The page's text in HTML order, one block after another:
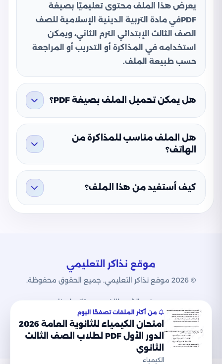
يعرض هذا الملف محتوى تعليميًا بصيغة
PDFفي مادة التربية الدينية الإسلامية للصف
الصف الثالث الإبتدائي الترم الثاني، ويمكن
استخدامه في المذاكرة أو التدريب أو المراجعة
حسب طبيعة الملف.
هل يمكن تحميل الملف بصيغة PDF؟
هل الملف مناسب للمذاكرة من
الهاتف؟
كيف أستفيد من هذا الملف؟
موقع نذاكر التعليمي
© 2026 موقع نذاكر التعليمي. جميع الحقوق محفوظة.
من نحن الشروطالخصوصيةاتصل بنا
من أكثر الملفات تصفحًا اليوم
امتحان الكيمياء للثانوية العامة 2026
الدور الأول PDF لطلاب الصف الثالث
الثانوي
الكيمياء